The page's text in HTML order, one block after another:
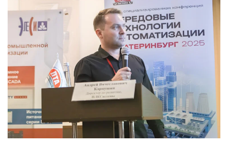
Xinje XP (PLC+HMI)
Xinje HVAC
Xinje Аксессуары
GCAN
Аксессуары Xinje
Шаговые двигатели MP3 с замкнутым контуром
управления
Шаговые двигатели MP3 с разомкнутым контуром
управления
Аксессуары Xinje